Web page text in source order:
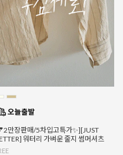
만장판매/5차입고특가✨][JUST
워터리 가벼운 줄지 썸머셔츠